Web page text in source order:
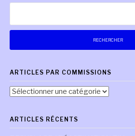
ARTICLES PAR COMMISSIONS
Articles
ARTICLES RÉCENTS